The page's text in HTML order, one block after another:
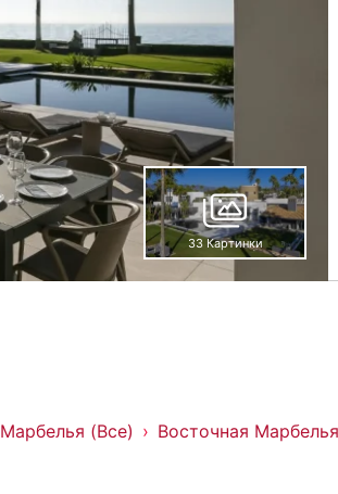
33 Картинки
Марбелья (Все) Восточная Марбелья